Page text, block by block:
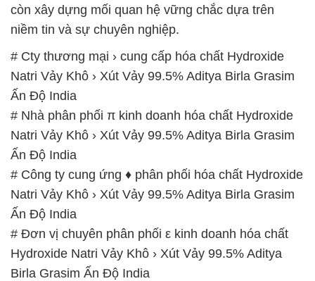
còn xây dựng mối quan hệ vững chắc dựa trên
niềm tin và sự chuyên nghiệp.
# Cty thương mại › cung cấp hóa chất Hydroxide
Natri Vảy Khô › Xút Vảy 99.5% Aditya Birla Grasim
Ấn Độ India
# Nhà phân phối π kinh doanh hóa chất Hydroxide
Natri Vảy Khô › Xút Vảy 99.5% Aditya Birla Grasim
Ấn Độ India
# Công ty cung ứng ♦ phân phối hóa chất Hydroxide
Natri Vảy Khô › Xút Vảy 99.5% Aditya Birla Grasim
Ấn Độ India
# Đơn vị chuyên phân phối ε kinh doanh hóa chất
Hydroxide Natri Vảy Khô › Xút Vảy 99.5% Aditya
Birla Grasim Ấn Độ India